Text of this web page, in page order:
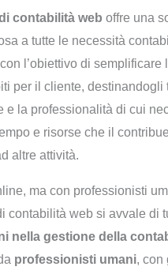
contabilità web offre una
a tutte le necessità
l’obiettivo di semplificare
per il cliente, destinandogli
e la professionalità di cui
e risorse che il
altre attività.
ma con professionisti
contabilità web si avvale di
nella gestione della
professionisti umani, con